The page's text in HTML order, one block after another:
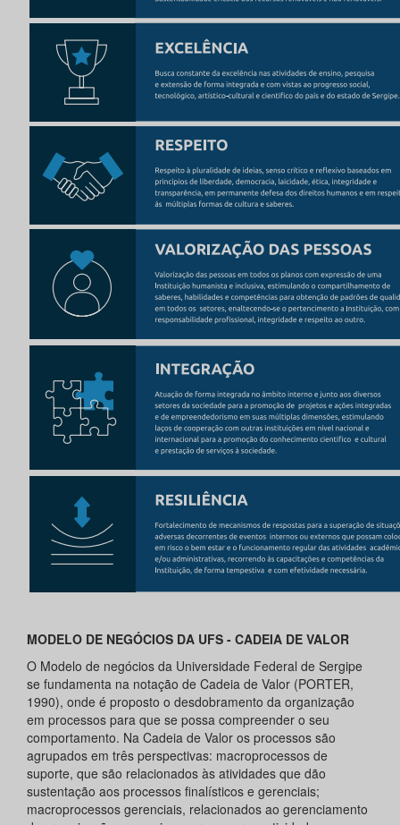
MODELO DE NEGÓCIOS DA UFS - CADEIA DE VALOR
O Modelo de negócios da Universidade Federal de Sergipe
se fundamenta na notação de Cadeia de Valor (PORTER,
1990), onde é proposto o desdobramento da organização
em processos para que se possa compreender o seu
comportamento. Na Cadeia de Valor os processos são
agrupados em três perspectivas: macroprocessos de
suporte, que são relacionados às atividades que dão
sustentação aos processos finalísticos e gerenciais;
macroprocessos gerenciais, relacionados ao gerenciamento